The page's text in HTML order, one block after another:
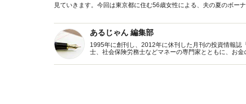
見ていきます。今回は東京都に住む56歳女性による、夫の夏のボーナ
あるじゃん 編集部
1995年に創刊し、2012年に休刊した月刊の投資情報誌
士、社会保険労務士などマネーの専門家とともに、お